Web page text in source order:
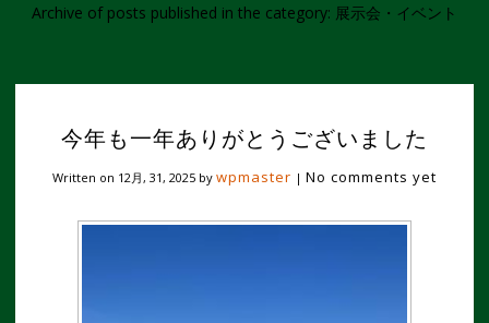
Archive of posts published in the category: 展示会・イベント
今年も一年ありがとうございました
Written on 12月, 31, 2025 by wpmaster | No comments yet